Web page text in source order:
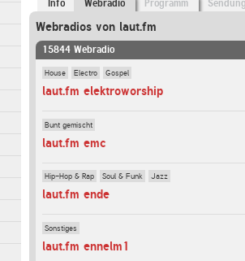
Info Webradio Programm
Webradios von laut.fm
15844 Webradio
House Electro Gospel
laut.fm elektroworship
Bunt gemischt
laut.fm emc
Hip-Hop & Rap Soul & Funk Jazz
laut.fm ende
Sonstiges
laut.fm ennelm1